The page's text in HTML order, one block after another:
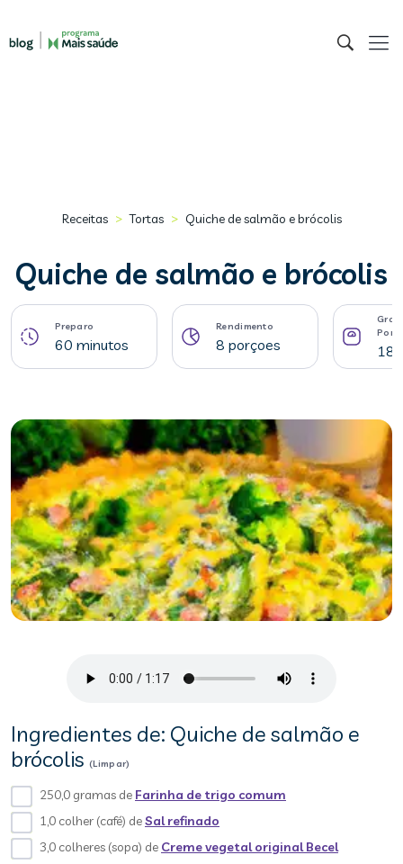
Receitas > Tortas > Quiche de salmão e brócolis
Quiche de salmão e brócolis
Preparo
60 minutos
Rendimento
8 porçoes
Ingredientes de: Quiche de salmão e
brócolis (Limpar)
250,0 gramas de Farinha de trigo comum
1,0 colher (café) deSal refinado
3,0 colheres (sopa) de Creme vegetal original Becel